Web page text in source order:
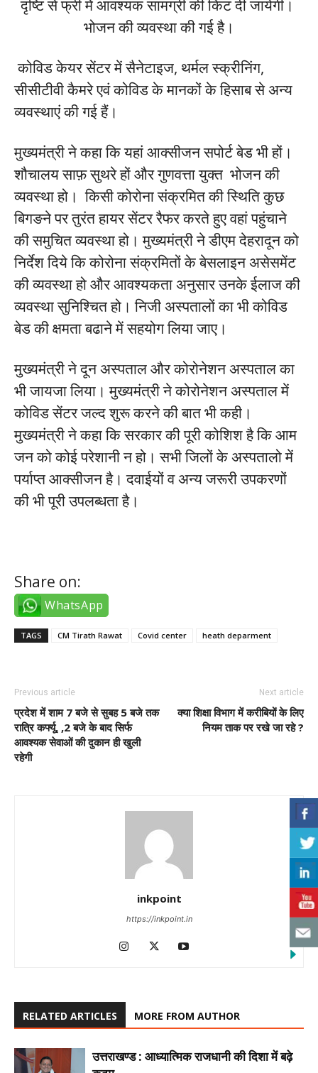
दृष्टि से फ्री में आवश्यक सामग्री की किट दी जायेगी।
भोजन की व्यवस्था की गई है।
कोविड केयर सेंटर में सैनेटाइज, थर्मल स्क्रीनिंग,
सीसीटीवी कैमरे एवं कोविड के मानकों के हिसाब से अन्य
व्यवस्थाएं की गई हैं।
मुख्यमंत्री ने कहा कि यहां आक्सीजन सपोर्ट बेड भी हों।
शौचालय साफ़ सुथरे हों और गुणवत्ता युक्त भोजन की
व्यवस्था हो। किसी कोरोना संक्रमित की स्थिति कुछ
बिगङने पर तुरंत हायर सेंटर रैफर करते हुए वहां पहुंचाने
की समुचित व्यवस्था हो। मुख्यमंत्री ने डीएम देहरादून को
निर्देश दिये कि कोरोना संक्रमितों के बेसलाइन असेसमेंट
की व्यवस्था हो और आवश्यकता अनुसार उनके ईलाज की
व्यवस्था सुनिश्चित हो। निजी अस्पतालों का भी कोविड
बेड की क्षमता बढाने में सहयोग लिया जाए।
मुख्यमंत्री ने दून अस्पताल और कोरोनेशन अस्पताल का
भी जायजा लिया। मुख्यमंत्री ने कोरोनेशन अस्पताल में
कोविड सेंटर जल्द शुरू करने की बात भी कही।
मुख्यमंत्री ने कहा कि सरकार की पूरी कोशिश है कि आम
जन को कोई परेशानी न हो। सभी जिलों के अस्पतालो में
पर्याप्त आक्सीजन है। दवाईयों व अन्य जरूरी उपकरणों
की भी पूरी उपलब्धता है।
Share on:
WhatsApp
TAGS CM Tirath Rawat Covid center heath deparment
Previous article
प्रदेश में शाम 7 बजे से सुबह 5 बजे तक
रात्रि कर्फ्यू, ,2 बजे के बाद सिर्फ
आवश्यक सेवाओं की दुकान ही खुली
रहेगी
Next article
क्या शिक्षा विभाग में करीबियों के लिए
नियम ताक पर रखे जा रहे ?
inkpoint
https://inkpoint.in
RELATED ARTICLES MORE FROM AUTHOR
उत्तराखण्ड : आध्यात्मिक राजधानी की दिशा में बढ़े